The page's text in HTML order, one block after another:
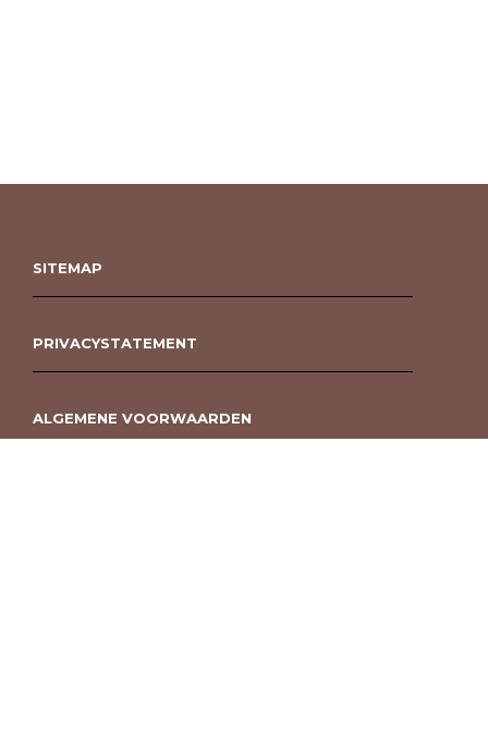
SITEMAP
PRIVACYSTATEMENT
ALGEMENE VOORWAARDEN